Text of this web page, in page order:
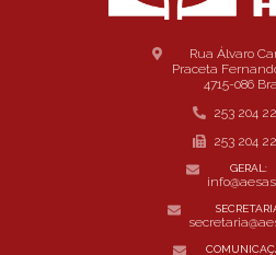
Rua Álvaro
Praceta
4715-086
253 204
253 204
GERAL: